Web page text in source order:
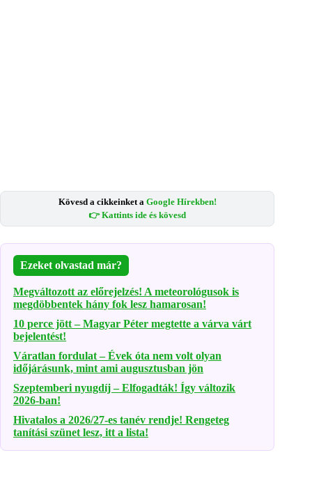
Kövesd a cikkeinket a Google Hírekben!
👉 Kattints ide és kövesd
Ezeket olvastad már?
Megváltozott az előrejelzés! A meteorológusok is
megdöbbentek hány fok lesz hamarosan!
10 perce jött – Magyar Péter megtette a várva várt
bejelentést!
Váratlan fordulat – Évek óta nem volt olyan
időjárásunk, mint ami augusztusban jön
Szeptemberi nyugdíj – Elfogadták! Így változik
2026-ban!
Hivatalos a 2026/27-es tanév rendje! Rengeteg
tanítási szünet lesz, itt a lista!